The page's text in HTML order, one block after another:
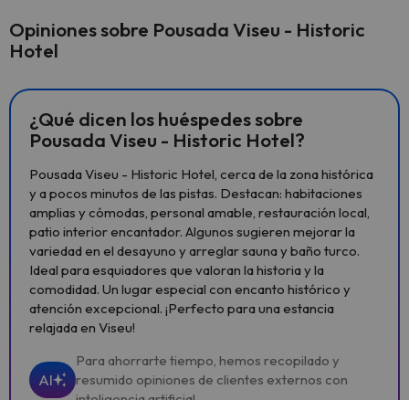
Opiniones sobre Pousada Viseu - Historic
Hotel
¿Qué dicen los huéspedes sobre
Pousada Viseu - Historic Hotel?
Pousada Viseu - Historic Hotel, cerca de la zona histórica
y a pocos minutos de las pistas. Destacan: habitaciones
amplias y cómodas, personal amable, restauración local,
patio interior encantador. Algunos sugieren mejorar la
variedad en el desayuno y arreglar sauna y baño turco.
Ideal para esquiadores que valoran la historia y la
comodidad. Un lugar especial con encanto histórico y
atención excepcional. ¡Perfecto para una estancia
relajada en Viseu!
AI
Para ahorrarte tiempo, hemos recopilado y
resumido opiniones de clientes externos con